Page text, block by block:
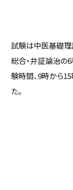
試験は中医基礎理
総合・弁証論治の
験時間、9時から
た。